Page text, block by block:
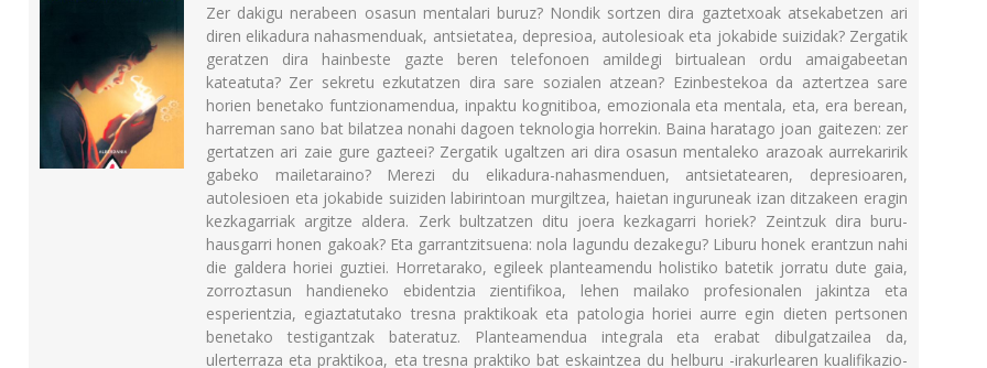
Zer dakigu nerabeen osasun mentalari buruz? Nondik sortzen dira gaztetxoak atsekabetzen ari
diren elikadura nahasmenduak, antsietatea, depresioa, autolesioak eta jokabide suizidak? Zergatik
geratzen dira hainbeste gazte beren telefonoen amildegi birtualean ordu amaigabeetan
kateatuta? Zer sekretu ezkutatzen dira sare sozialen atzean? Ezinbestekoa da aztertzea sare
horien benetako funtzionamendua, inpaktu kognitiboa, emozionala eta mentala, eta, era berean,
harreman sano bat bilatzea nonahi dagoen teknologia horrekin. Baina haratago joan gaitezen: zer
gertatzen ari zaie gure gazteei? Zergatik ugaltzen ari dira osasun mentaleko arazoak aurrekaririk
gabeko mailetaraino? Merezi du elikadura-nahasmenduen, antsietatearen, depresioaren,
autolesioen eta jokabide suiziden labirintoan murgiltzea, haietan inguruneak izan ditzakeen eragin
kezkagarriak argitze aldera. Zerk bultzatzen ditu joera kezkagarri horiek? Zeintzuk dira buru-
hausgarri honen gakoak? Eta garrantzitsuena: nola lagundu dezakegu? Liburu honek erantzun nahi
die galdera horiei guztiei. Horretarako, egileek planteamendu holistiko batetik jorratu dute gaia,
zorroztasun handieneko ebidentzia zientifikoa, lehen mailako profesionalen jakintza eta
esperientzia, egiaztatutako tresna praktikoak eta patologia horiei aurre egin dieten pertsonen
benetako testigantzak bateratuz. Planteamendua integrala eta erabat dibulgatzailea da,
ulerterraza eta praktikoa, eta tresna praktiko bat eskaintzea du helburu -irakurlearen kualifikazio-